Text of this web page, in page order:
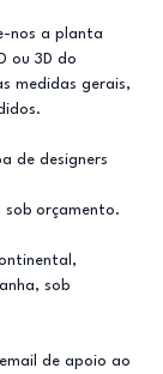
nos a planta
ou 3D do
medidas gerais,
de designers
sob orçamento.
sob
de apoio ao